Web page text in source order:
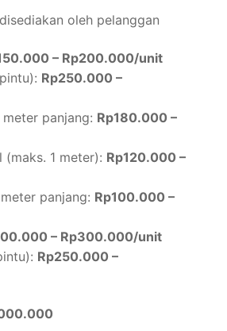
oleh pelanggan
– Rp200.000/unit
Rp250.000 –
panjang: Rp180.000 –
1 meter): Rp120.000 –
panjang: Rp100.000 –
– Rp300.000/unit
Rp250.000 –